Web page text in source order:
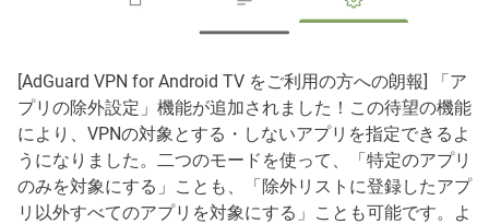
[AdGuard VPN for Android TV をご利用の方への朗報] 「ア
プリの除外設定」機能が追加されました！この待望の機能
により、VPNの対象とする・しないアプリを指定できるよ
うになりました。二つのモードを使って、「特定のアプリ
のみを対象にする」ことも、「除外リストに登録したアプ
リ以外すべてのアプリを対象にする」ことも可能です。よ